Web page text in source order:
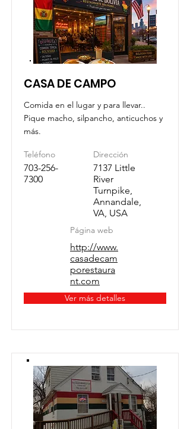
CASA DE CAMPO
Comida en el lugar y para llevar..
Pique macho, silpancho, anticuchos y
más.
Teléfono
703-256-
7300
Dirección
7137 Little
River
Turnpike,
Annandale,
VA, USA
Página web
http://www.
casadecam
porestaura
nt.com
Ver más detalles